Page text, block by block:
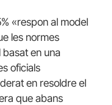
«respon al model
les normes
en una
oficials
en resoldre el
que abans